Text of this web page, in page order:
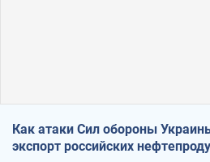
Как атаки Сил обороны
экспорт российских